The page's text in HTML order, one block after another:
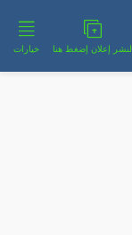
لنشر إعلان إضغط هنا خيارات